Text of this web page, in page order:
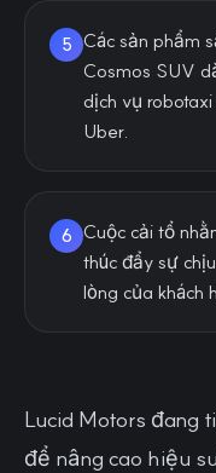
5
Các sản phẩm
Cosmos SUV
dịch vụ
Uber.
6
Cuộc cải tổ
thúc đẩy sự
lòng của khách
Lucid Motors đang
để nâng cao hiệu